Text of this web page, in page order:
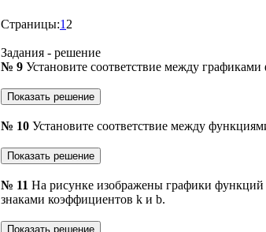
Страницы:1 2
Задания - решение
№ 9 Установите соответствие между
№ 10 Установите соответствие между
№ 11 На рисунке изображены графики
знаками коэффициентов k и b.